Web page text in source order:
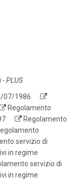
PLUS
07/1986
Regolamento
Regolamento
servizio di
in regime
servizio di
in regime